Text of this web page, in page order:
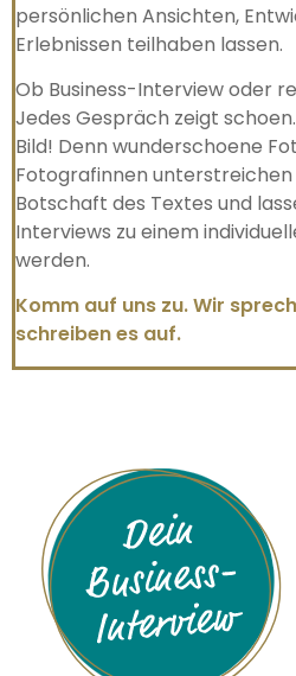
persönlichen Ansichten,
Erlebnissen teilhaben lassen.
Ob Business-Interview oder
Jedes Gespräch zeigt
Bild! Denn wunderschoene
Fotografinnen unterstreichen
Botschaft des Textes und
Interviews zu einem
werden.
Komm auf uns zu. Wir
schreiben es auf.